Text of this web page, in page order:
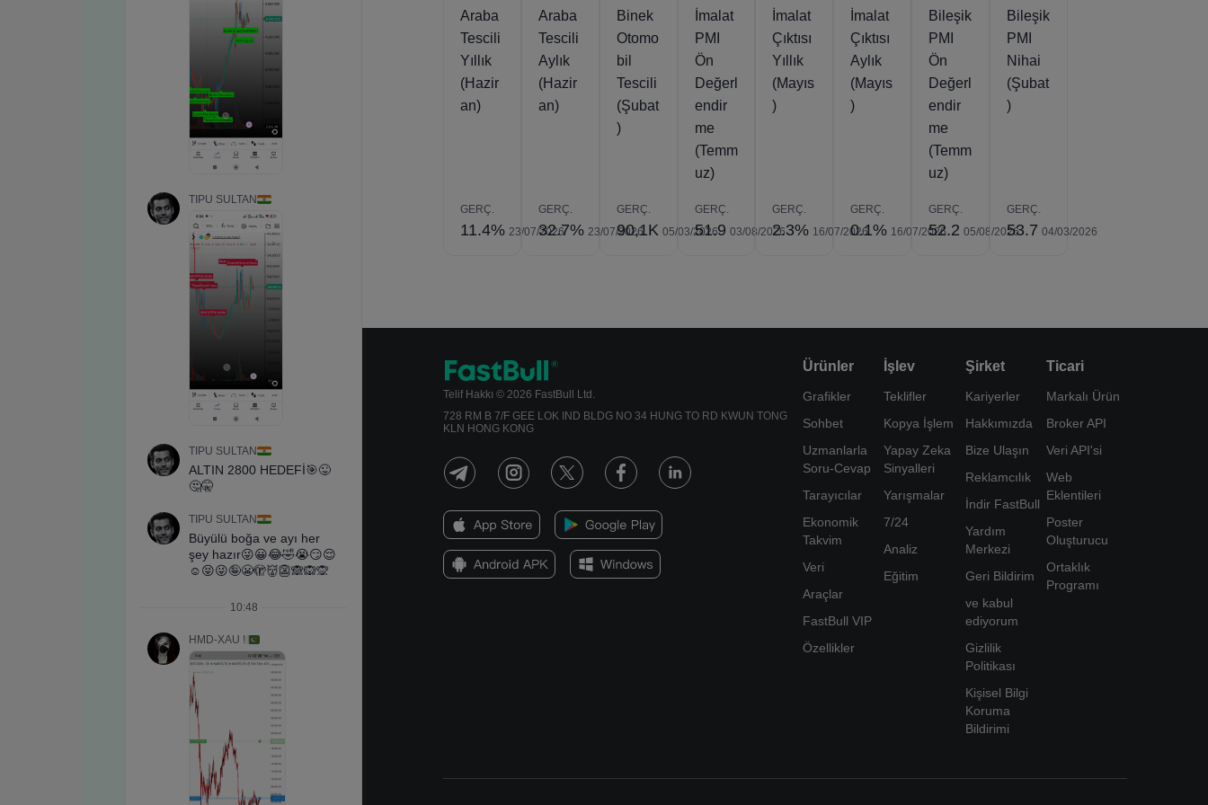
Araba
Tescili
Yıllık
(Hazir
an)
GERÇ.
11.4% 23/07/2026
Araba
Tescili
Aylık
(Hazir
an)
GERÇ.
32.7% 23/07/2026
Binek
Otomo
bil
Tescili
(Şubat
)
GERÇ.
90,1K 05/03/2026
İmalat
PMI
Ön
Değerl
endir
me
(Temm
uz)
GERÇ.
51.9 03/08/2026
İmalat
Çıktısı
Yıllık
(Mayıs
)
GERÇ.
2.3% 16/07/2026
İmalat
Çıktısı
Aylık
(Mayıs
)
GERÇ.
0.1% 16/07/2026
Bileşik
PMI
Ön
Değerl
endir
me
(Temm
uz)
GERÇ.
52.2 05/08/2026
Bileşik
PMI
Nihai
(Şubat
)
GERÇ.
53.7 04/03/2026
Telif Hakkı © 2026 FastBull Ltd.
728 RM B 7/F GEE LOK IND BLDG NO 34 HUNG TO RD KWUN TONG
KLN HONG KONG
Ürünler
Grafikler
Sohbet
Uzmanlarla
Soru-Cevap
Tarayıcılar
Ekonomik
Takvim
Veri
Araçlar
FastBull VIP
Özellikler
İşlev
Teklifler
Kopya İşlem
Yapay Zeka
Sinyalleri
Yarışmalar
7/24
Analiz
Eğitim
Şirket
Kariyerler
Hakkımızda
Bize Ulaşın
Reklamcılık
İndir FastBull
Yardım
Merkezi
Geri Bildirim
ve kabul
ediyorum
Gizlilik
Politikası
Kişisel Bilgi
Koruma
Bildirimi
Ticari
Markalı Ürün
Broker API
Veri API'si
Web
Eklentileri
Poster
Oluşturucu
Ortaklık
Programı